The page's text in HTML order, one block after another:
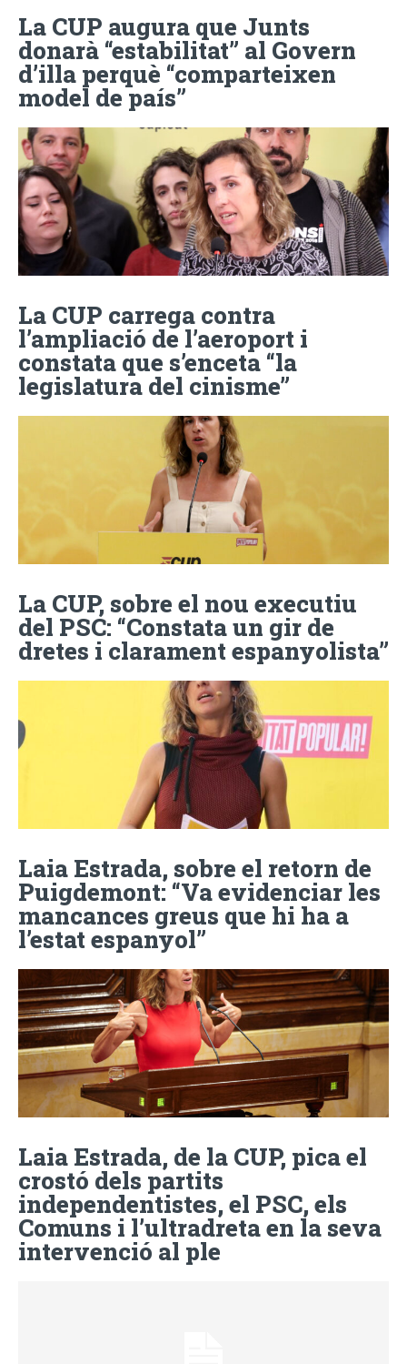
La CUP augura que Junts
donarà “estabilitat” al Govern
d’illa perquè “comparteixen
model de país”
La CUP carrega contra
l’ampliació de l’aeroport i
constata que s’enceta “la
legislatura del cinisme”
La CUP, sobre el nou executiu
del PSC: “Constata un gir de
dretes i clarament espanyolista”
Laia Estrada, sobre el retorn de
Puigdemont: “Va evidenciar les
mancances greus que hi ha a
l’estat espanyol”
Laia Estrada, de la CUP, pica el
crostó dels partits
independentistes, el PSC, els
Comuns i l’ultradreta en la seva
intervenció al ple